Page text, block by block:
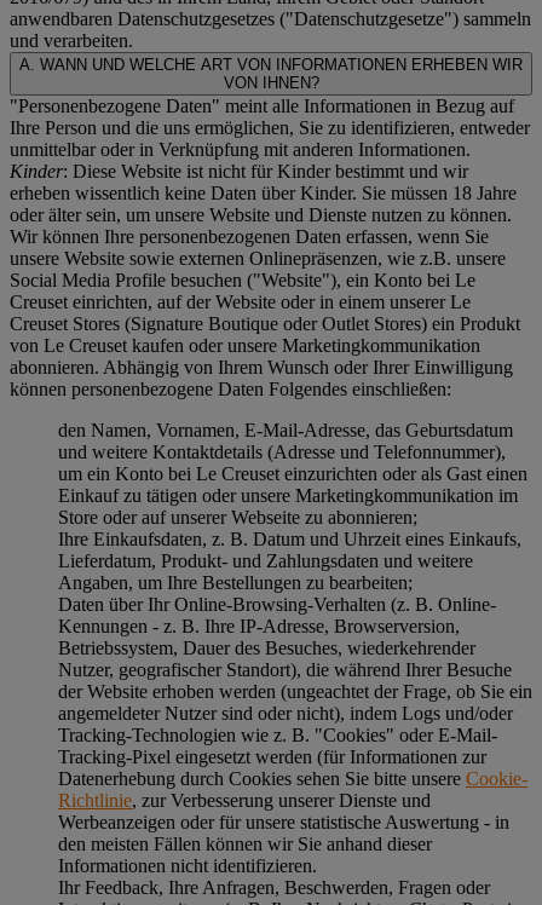
anwendbaren Datenschutzgesetzes ("Datenschutzgesetze") sammeln
und verarbeiten.
A. WANN UND WELCHE ART VON INFORMATIONEN ERHEBEN WIR
VON IHNEN?
"Personenbezogene Daten" meint alle Informationen in Bezug auf
Ihre Person und die uns ermöglichen, Sie zu identifizieren, entweder
unmittelbar oder in Verknüpfung mit anderen Informationen.
Kinder: Diese Website ist nicht für Kinder bestimmt und wir
erheben wissentlich keine Daten über Kinder. Sie müssen 18 Jahre
oder älter sein, um unsere Website und Dienste nutzen zu können.
Wir können Ihre personenbezogenen Daten erfassen, wenn Sie
unsere Website sowie externen Onlinepräsenzen, wie z.B. unsere
Social Media Profile besuchen ("Website"), ein Konto bei Le
Creuset einrichten, auf der Website oder in einem unserer Le
Creuset Stores (Signature Boutique oder Outlet Stores) ein Produkt
von Le Creuset kaufen oder unsere Marketingkommunikation
abonnieren. Abhängig von Ihrem Wunsch oder Ihrer Einwilligung
können personenbezogene Daten Folgendes einschließen:
den Namen, Vornamen, E-Mail-Adresse, das Geburtsdatum
und weitere Kontaktdetails (Adresse und Telefonnummer),
um ein Konto bei Le Creuset einzurichten oder als Gast einen
Einkauf zu tätigen oder unsere Marketingkommunikation im
Store oder auf unserer Webseite zu abonnieren;
Ihre Einkaufsdaten, z. B. Datum und Uhrzeit eines Einkaufs,
Lieferdatum, Produkt- und Zahlungsdaten und weitere
Angaben, um Ihre Bestellungen zu bearbeiten;
Daten über Ihr Online-Browsing-Verhalten (z. B. Online-
Kennungen - z. B. Ihre IP-Adresse, Browserversion,
Betriebssystem, Dauer des Besuches, wiederkehrender
Nutzer, geografischer Standort), die während Ihrer Besuche
der Website erhoben werden (ungeachtet der Frage, ob Sie ein
angemeldeter Nutzer sind oder nicht), indem Logs und/oder
Tracking-Technologien wie z. B. "Cookies" oder E-Mail-
Tracking-Pixel eingesetzt werden (für Informationen zur
Datenerhebung durch Cookies sehen Sie bitte unsere Cookie-
Richtlinie, zur Verbesserung unserer Dienste und
Werbeanzeigen oder für unsere statistische Auswertung - in
den meisten Fällen können wir Sie anhand dieser
Informationen nicht identifizieren.
Ihr Feedback, Ihre Anfragen, Beschwerden, Fragen oder